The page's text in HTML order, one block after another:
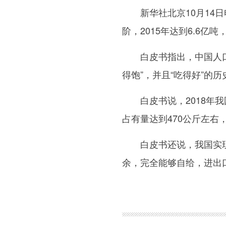
新华社北京10月14日
阶，2015年达到6.6亿吨
白皮书指出，中国人口
得饱”，并且“吃得好”的
白皮书说，2018年我
占有量达到470公斤左右
白皮书还说，我国实
余，完全能够自给，进